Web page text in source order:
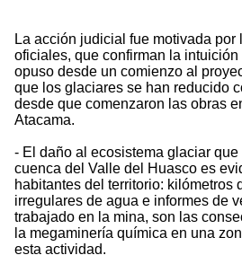
La acción judicial fue motivada por
oficiales, que confirman la
opuso desde un comienzo al
que los glaciares se han reducido
desde que comenzaron las obras
Atacama.
- El daño al ecosistema glaciar
cuenca del Valle del Huasco es
habitantes del territorio: kilómetros
irregulares de agua e informes de
trabajado en la mina, son las
la megaminería química en una
esta actividad.